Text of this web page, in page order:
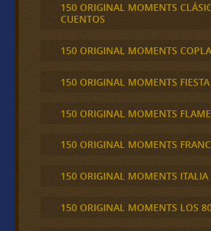
150 ORIGINAL MOMENTS
CUENTOS
150 ORIGINAL MOMENTS COPLA
150 ORIGINAL MOMENTS
150 ORIGINAL MOMENTS
150 ORIGINAL MOMENTS
150 ORIGINAL MOMENTS ITALIA
150 ORIGINAL MOMENTS LOS